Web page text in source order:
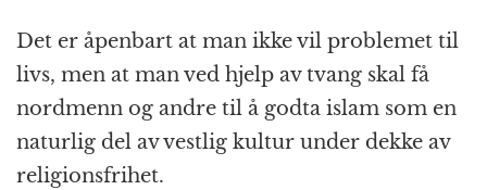
Det er åpenbart at man ikke vil problemet til
livs, men at man ved hjelp av tvang skal få
nordmenn og andre til å godta islam som en
naturlig del av vestlig kultur under dekke av
religionsfrihet.